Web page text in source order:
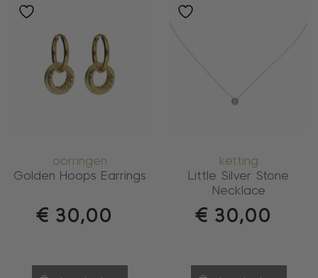
oorringen
Golden Hoops Earrings
€ 30,00
ketting
Little Silver Stone
Necklace
€ 30,00